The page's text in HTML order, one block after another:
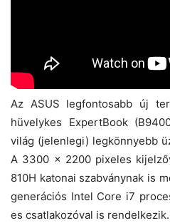
Az ASUS legfontosabb új
hüvelykes ExpertBook
világ (jelenlegi) legkönnyebb
A 3300 x 2200 pixeles
810H katonai szabványnak is
generációs Intel Core i7
es csatlakozóval is rendelkezik.